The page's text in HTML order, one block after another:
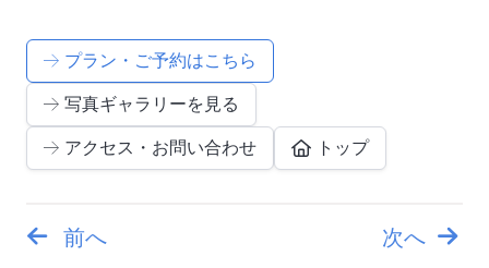
プラン・ご予約はこちら
写真ギャラリーを見る
アクセス・お問い合わせ トップ
投
前へ 次へ